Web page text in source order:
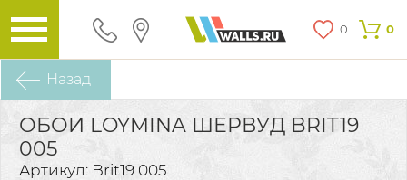
0 0
Назад
ОБОИ LOYMINA ШЕРВУД BRIT19
005
Артикул: Brit19 005